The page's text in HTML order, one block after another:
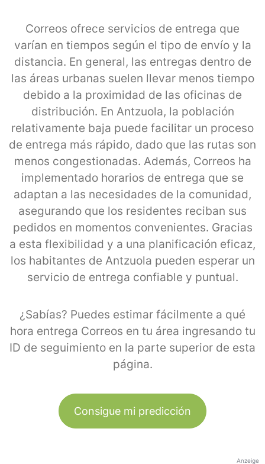
Correos ofrece servicios de entrega que
varían en tiempos según el tipo de envío y la
distancia. En general, las entregas dentro de
las áreas urbanas suelen llevar menos tiempo
debido a la proximidad de las oficinas de
distribución. En Antzuola, la población
relativamente baja puede facilitar un proceso
de entrega más rápido, dado que las rutas son
menos congestionadas. Además, Correos ha
implementado horarios de entrega que se
adaptan a las necesidades de la comunidad,
asegurando que los residentes reciban sus
pedidos en momentos convenientes. Gracias
a esta flexibilidad y a una planificación eficaz,
los habitantes de Antzuola pueden esperar un
servicio de entrega confiable y puntual.
¿Sabías? Puedes estimar fácilmente a qué
hora entrega Correos en tu área ingresando tu
ID de seguimiento en la parte superior de esta
página.
Consigue mi predicción
Anzeige